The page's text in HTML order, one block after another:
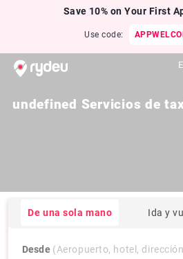
Save 10% on Your First
Use code:
undefined Servicios de
De una sola mano Ida y
Desde (Aeropuerto, hotel,